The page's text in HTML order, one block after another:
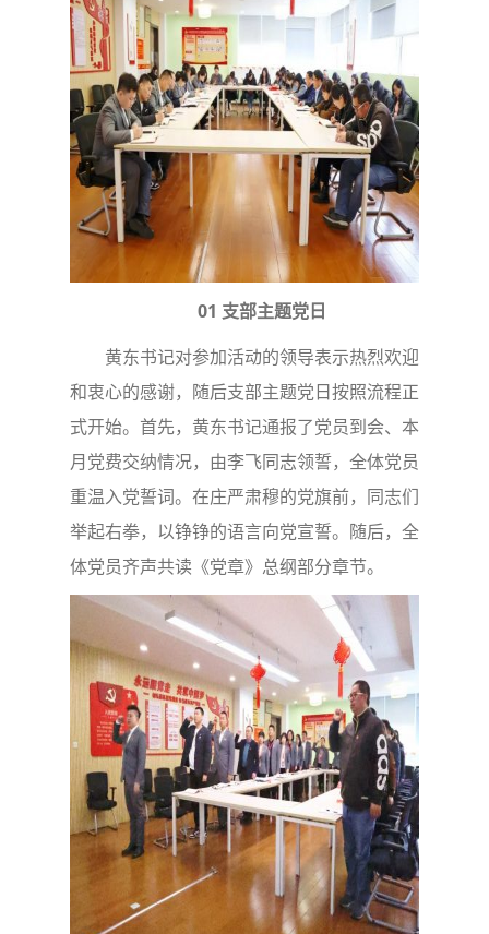
01 支部主题党日
黄东书记对参加活动的领导表示热烈欢迎
和衷心的感谢，随后支部主题党日按照流程正
式开始。首先，黄东书记通报了党员到会、本
月党费交纳情况，由李飞同志领誓，全体党员
重温入党誓词。在庄严肃穆的党旗前，同志们
举起右拳，以铮铮的语言向党宣誓。随后，全
体党员齐声共读《党章》总纲部分章节。